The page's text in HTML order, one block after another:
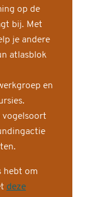
op de
bij. Met
je andere
atlasblok
en
vogelsoort
hebt om
deze